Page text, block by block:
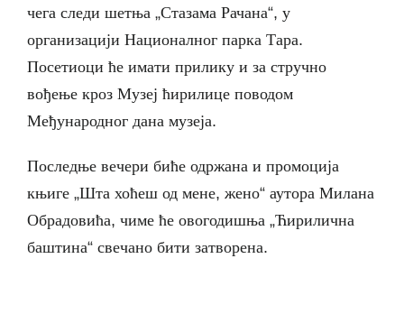
чега следи шетња „Стазама Рачана“, у
организацији Националног парка Тара.
Посетиоци ће имати прилику и за стручно
вођење кроз Музеј ћирилице поводом
Међународног дана музеја.
Последње вечери биће одржана и промоција
књиге „Шта хоћеш од мене, жено“ аутора Милана
Обрадовића, чиме ће овогодишња „Ћирилична
баштина“ свечано бити затворена.